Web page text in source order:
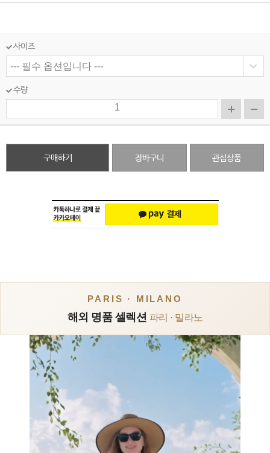
사이즈
수량
구매하기 장바구니 관심상품
PARIS · MILANO
해외 명품 셀렉션 파리 · 밀라노